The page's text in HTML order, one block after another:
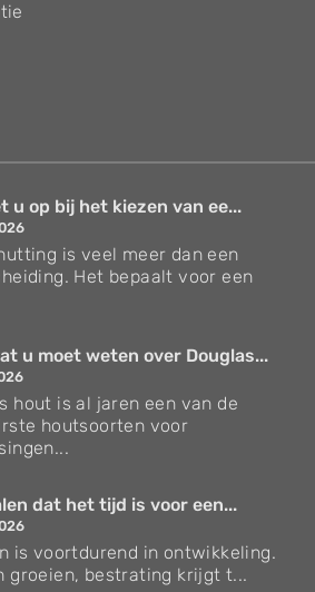
u op bij het kiezen van ee...
is veel meer dan een
Het bepaalt voor een
u moet weten over Douglas...
hout is al jaren een van de
houtsoorten voor
dat het tijd is voor een...
is voortdurend in ontwikkeling.
groeien, bestrating krijgt t...